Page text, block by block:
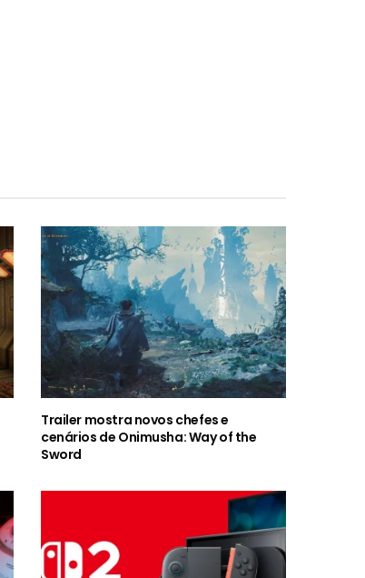
Trailer mostra novos chefes e
cenários de Onimusha: Way of the
Sword